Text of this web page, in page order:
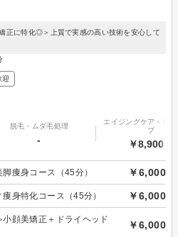
正に特化◎＞上質で実感の高い技術を安心して
迎
脱毛・ムダ毛処理
-
エイジングケア・リ
プ
￥8,900～
痩身コース（45分） ￥6,000
身特化コース（45分） ￥6,000
顔美矯正＋ドライヘッド
￥6,000